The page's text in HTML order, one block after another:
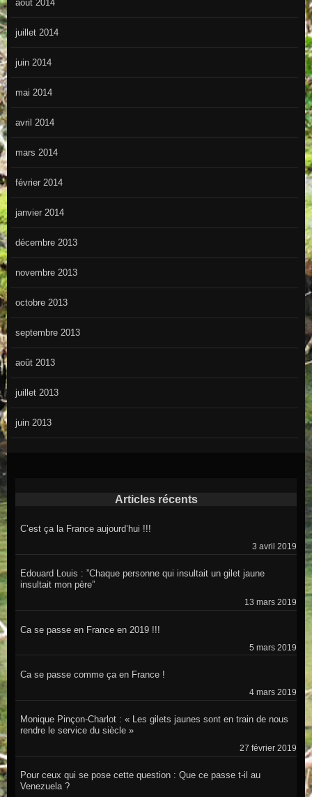
août 2014
juillet 2014
juin 2014
mai 2014
avril 2014
mars 2014
février 2014
janvier 2014
décembre 2013
novembre 2013
octobre 2013
septembre 2013
août 2013
juillet 2013
juin 2013
Articles récents
C’est ça la France aujourd’hui !!!
3 avril 2019
Edouard Louis : ”Chaque personne qui insultait un gilet jaune
insultait mon père”
13 mars 2019
Ca se passe en France en 2019 !!!
5 mars 2019
Ca se passe comme ça en France !
4 mars 2019
Monique Pinçon-Charlot : « Les gilets jaunes sont en train de nous
rendre le service du siècle »
27 février 2019
Pour ceux qui se pose cette question : Que ce passe t-il au
Venezuela ?